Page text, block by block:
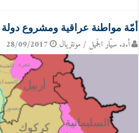
أمّة مواطنة عراقية ومشروع
أ.د. سيّار الجَميل / مونتريال 28/09/2017